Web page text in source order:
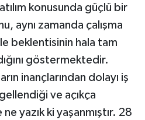
konusunda güçlü bir
aynı zamanda çalışma
beklentisinin hala tam
göstermektedir.
inançlarından dolayı iş
ve açıkça
yazık ki yaşanmıştır. 28